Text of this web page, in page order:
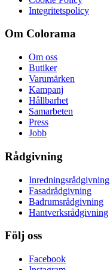
Integritetspolicy
Om Colorama
Om oss
Butiker
Varumärken
Kampanj
Hållbarhet
Samarbeten
Press
Jobb
Rådgivning
Inredningsrådgivning
Fasadrådgivning
Badrumsrådgivning
Hantverksrådgivning
Följ oss
Facebook